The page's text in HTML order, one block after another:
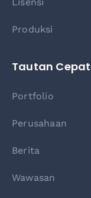
Produksi
Tautan Cepat
Portfolio
Perusahaan
Berita
Wawasan